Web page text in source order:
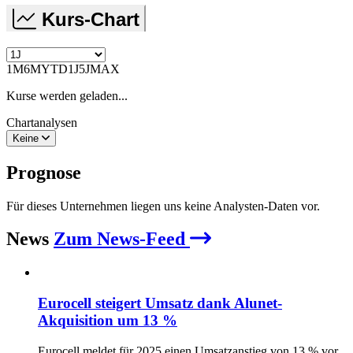
Kurs-Chart
1M6MYTD1J5JMAX
Kurse werden geladen...
Chartanalysen
Keine
Prognose
Für dieses Unternehmen liegen uns keine Analysten-Daten vor.
News Zum News-Feed
Eurocell steigert Umsatz dank Alunet-
Akquisition um 13 %